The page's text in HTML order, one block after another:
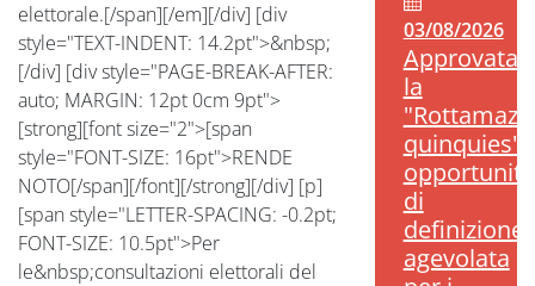
elettorale.[/span][/em][/div] [div
style="TEXT-INDENT: 14.2pt">&nbsp;
[/div] [div style="PAGE-BREAK-AFTER:
auto; MARGIN: 12pt 0cm 9pt">
[strong][font size="2">[span
style="FONT-SIZE: 16pt">RENDE
NOTO[/span][/font][/strong][/div] [p]
[span style="LETTER-SPACING: -0.2pt;
FONT-SIZE: 10.5pt">Per
le&nbsp;consultazioni elettorali del
03/08/2026
Approvata
la
quinquies":
opportunità
di
definizione
agevolata